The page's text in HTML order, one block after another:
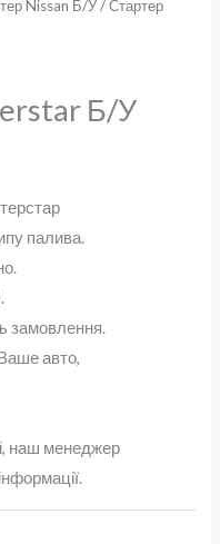
Nissan Б/У/ Стартер
Б/У
палива.
замовлення.
авто,
наш менеджер